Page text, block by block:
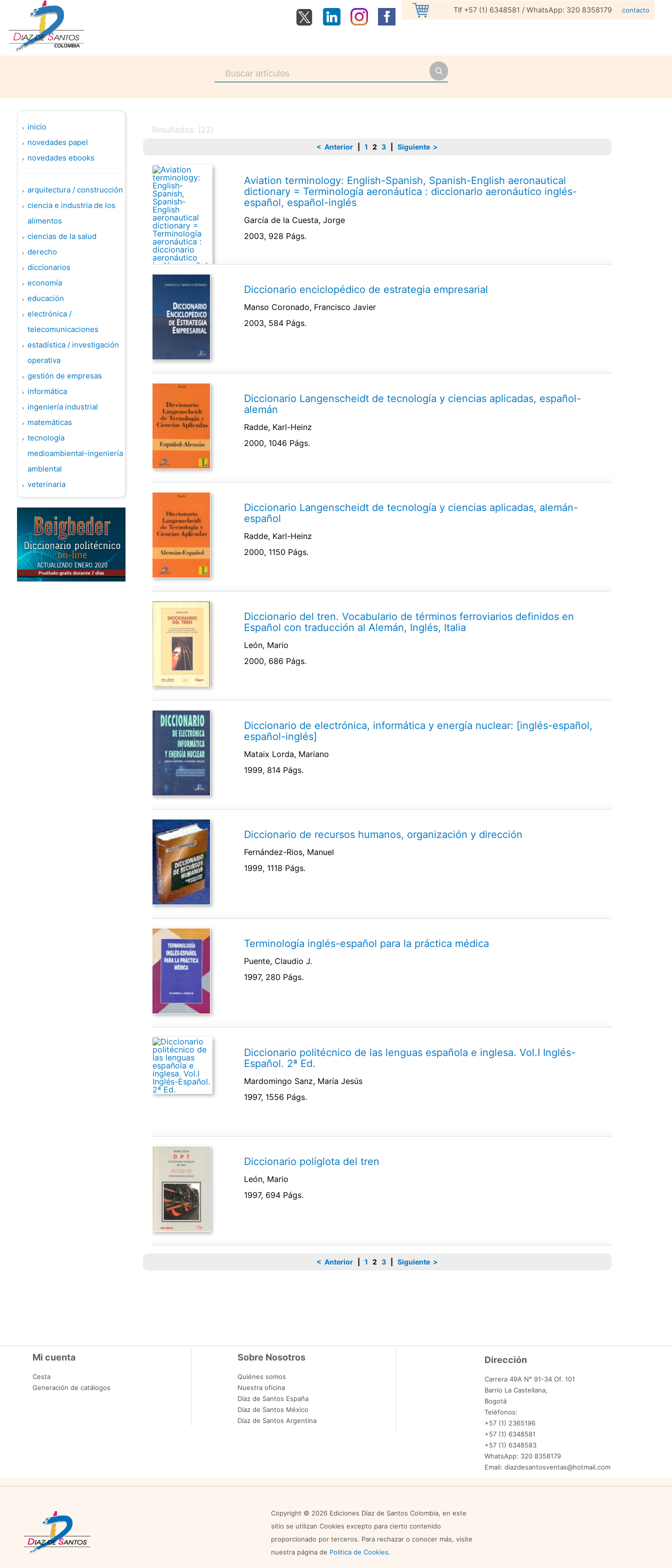
Tlf +57 (1) 6348581 / WhatsApp: 320 8358179 contacto
inicio
novedades papel
novedades ebooks
arquitectura / construcción
ciencia e industria de los
alimentos
ciencias de la salud
derecho
diccionarios
economía
educación
electrónica /
telecomunicaciones
estadística / investigación
operativa
gestión de empresas
informática
ingeniería industrial
matemáticas
tecnología
medioambiental-ingeniería
ambiental
veterinaria
Resultados: (22)
< Anterior 1 2 3 Siguiente >
Aviation terminology: English-Spanish, Spanish-English aeronautical
dictionary = Terminología aeronáutica : diccionario aeronáutico inglés-
español, español-inglés
García de la Cuesta, Jorge
2003, 928 Págs.
Diccionario enciclopédico de estrategia empresarial
Manso Coronado, Francisco Javier
2003, 584 Págs.
Diccionario Langenscheidt de tecnología y ciencias aplicadas, español-
alemán
Radde, Karl-Heinz
2000, 1046 Págs.
Diccionario Langenscheidt de tecnología y ciencias aplicadas, alemán-
español
Radde, Karl-Heinz
2000, 1150 Págs.
Diccionario del tren. Vocabulario de términos ferroviarios definidos en
Español con traducción al Alemán, Inglés, Italia
León, Mario
2000, 686 Págs.
Diccionario de electrónica, informática y energía nuclear: [inglés-español,
español-inglés]
Mataix Lorda, Mariano
1999, 814 Págs.
Diccionario de recursos humanos, organización y dirección
Fernández-Rios, Manuel
1999, 1118 Págs.
Terminología inglés-español para la práctica médica
Puente, Claudio J.
1997, 280 Págs.
Diccionario politécnico de las lenguas española e inglesa. Vol.I Inglés-
Español. 2ª Ed.
Mardomingo Sanz, María Jesús
1997, 1556 Págs.
Diccionario políglota del tren
León, Mario
1997, 694 Págs.
< Anterior 1 2 3 Siguiente >
Mi cuenta
Cesta
Generación de catálogos
Sobre Nosotros
Quiénes somos
Nuestra oficina
Díaz de Santos España
Díaz de Santos México
Díaz de Santos Argentina
Dirección
Carrera 49A N° 91-34 Of. 101
Barrio La Castellana,
Bogotá
Teléfonos:
+57 (1) 2365196
+57 (1) 6348581
+57 (1) 6348583
WhatsApp: 320 8358179
Email: diazdesantosventas@hotmail.com
Copyright © 2026 Ediciones Díaz de Santos Colombia, en este
sitio se utilizan Cookies excepto para cierto contenido
proporcionado por terceros. Para rechazar o conocer más, visite
nuestra página de Politica de Cookies.